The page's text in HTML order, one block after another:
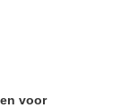
voor